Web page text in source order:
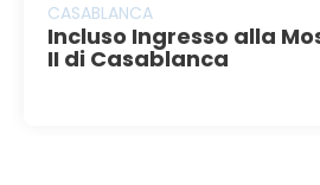
CASABLANCA
Incluso Ingresso alla
II di Casablanca